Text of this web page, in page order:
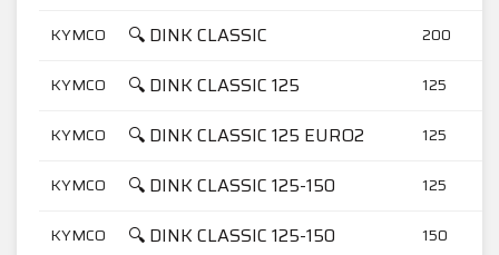
KYMCO 🔍 DINK CLASSIC 200
KYMCO 🔍 DINK CLASSIC 125 125
KYMCO 🔍 DINK CLASSIC 125 EURO2 125
KYMCO 🔍 DINK CLASSIC 125-150 125
KYMCO 🔍 DINK CLASSIC 125-150 150